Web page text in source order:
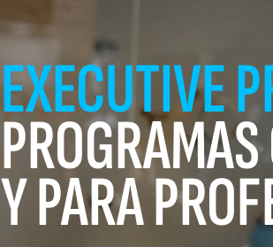
EXECUTIVE
Y PARA